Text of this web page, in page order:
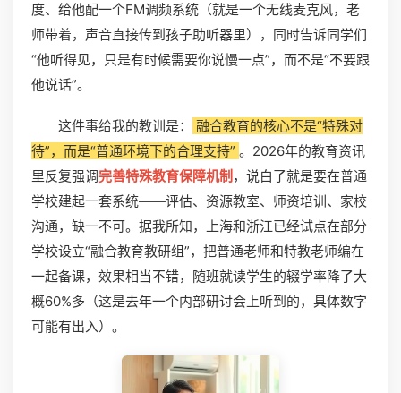
度、给他配一个FM调频系统（就是一个无线麦克风，老
师带着，声音直接传到孩子助听器里），同时告诉同学们
“他听得见，只是有时候需要你说慢一点”，而不是“不要跟
他说话”。
这件事给我的教训是：
融合教育的核心不是“特殊对
待”，而是“普通环境下的合理支持” 。2026年的教育资讯
里反复强调完善特殊教育保障机制 ，说白了就是要在普通
学校建起一套系统——评估、资源教室、师资培训、家校
沟通，缺一不可。据我所知，上海和浙江已经试点在部分
学校设立“融合教育教研组”，把普通老师和特教老师编在
一起备课，效果相当不错，随班就读学生的辍学率降了大
概60%多（这是去年一个内部研讨会上听到的，具体数字
可能有出入）。